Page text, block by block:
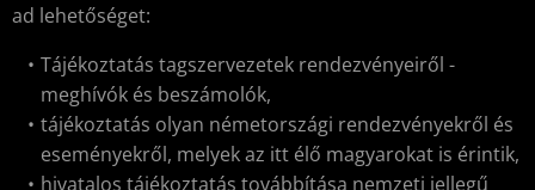
ad lehetőséget:
Tájékoztatás tagszervezetek rendezvényeiről -
meghívók és beszámolók,
tájékoztatás olyan németországi rendezvényekről és
eseményekről, melyek az itt élő magyarokat is érintik,
hivatalos tájékoztatás továbbítása nemzeti jellegű